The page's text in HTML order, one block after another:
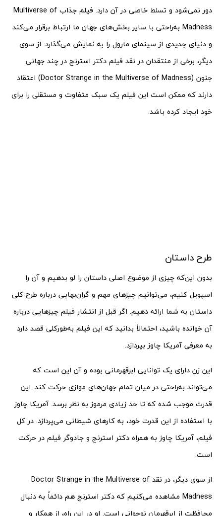
دور نمی‌شود و تسلط خاصی در آن دارد. فیلم جذاب Multiverse of
Madness به‌راحتی با سایر بخش‌های جهان ما ارتباط برقرار می‌کند
و دنیای جدیدی از سینمای مارول را به نمایش می‌گذارد. از سوی
دیگر، برخی از منتقدان در نقد فیلم دکتر استرنج در چند جهانی
جنون (Doctor Strange in the Multiverse of Madness) اعتقاد
دارند که ممکن است این فیلم یک سبک متفاوت و مستقلی را برای
خود ایجاد کرده باشد.
طرح داستان
بدون این‌که چیزی از موضوع اصلی داستان را لو بدهیم و آن را
اسپویل کنیم، می‌توانیم چیزهای مهم و گران‌بهایی درباره طرح کلی
داستان به شما ارائه دهیم. اگر قبل از انتشار فیلم چیزهایی درباره
آن خوانده باشید، احتمالاً بدانید که این فیلم به‌طورکلی قصد دارد
به معرفی آمریکا چاوز بپردازد.
این زن دارای یک توانایی ابرقهرمانی بوده و آن این است که
می‌تواند به‌راحتی در میان تمام جهان‌های موازی حرکت کند. این
قدرت موجب شده که تا حد زیادی مرموز به نظر برسد. آمریکا چاوز
با استفاده از این قدرت خود، به کارهای شیطانی می‌پردازد. در کل
فیلم، آمریکا چاوز به همراه دکتر استرنج و جادوگر فیلم در حرکت
است.
از سوی دیگر، در نقد Doctor Strange in the Multiverse of
Madness مشاهده می‌کنیم که دکتر استرنج هم دائماً به دنبال
محافظت از ابرقهرمان نوجوانی است. او در این راه، از همکار و